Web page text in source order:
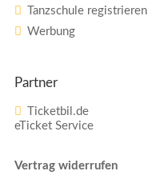
Tanzschule registrieren
Werbung
Partner
Ticketbil.de
eTicket Service
Vertrag widerrufen